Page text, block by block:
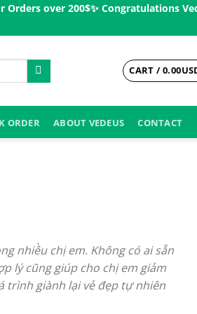
over 200$ㅤ✨ Congratulations Vedeus
CART /0.00
ORDER ABOUT VEDEUS CONTACT
nhiều chị em. Không có ai sẵn
lý cũng giúp cho chị em giảm
trình giành lại vẻ đẹp tự nhiên